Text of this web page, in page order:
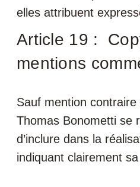
elles attribuent
Article 19 :
mentions
Sauf mention
Thomas Bonometti se
d’inclure dans la
indiquant clairement